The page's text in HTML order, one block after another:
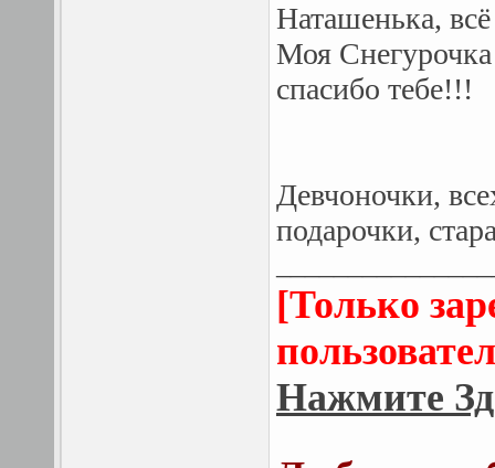
Наташенька, всё
Моя
спасибо тебе!!!
Девчоночки,
подарочки,
[Только
Нажмите